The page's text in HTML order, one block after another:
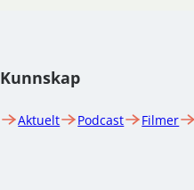
Kunnskap
Aktuelt Podcast Filmer